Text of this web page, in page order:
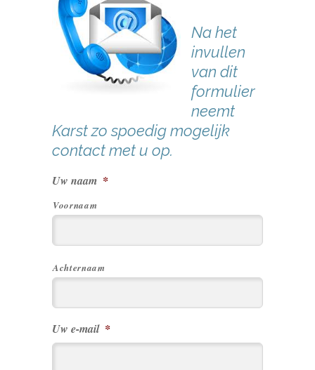
Na het
invullen
van dit
formulier
neemt
Karst zo spoedig mogelijk
contact met u op.
Uw naam *
Voornaam
Achternaam
Uw e-mail *